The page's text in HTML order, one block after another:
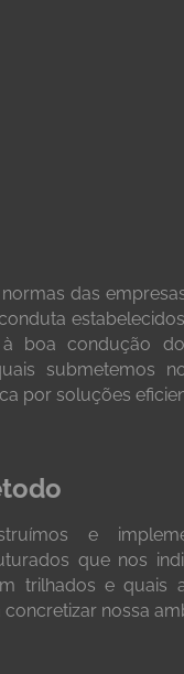
das
boa condução
submetemos
por soluções
e
que nos
trilhados e quais
concretizar nossa